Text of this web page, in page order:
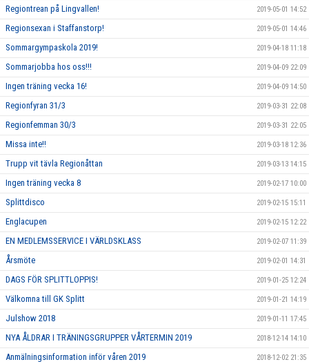
Regiontrean på Lingvallen! 2019-05-01 14:52
Regionsexan i Staffanstorp! 2019-05-01 14:46
Sommargympaskola 2019! 2019-04-18 11:18
Sommarjobba hos oss!!! 2019-04-09 22:09
Ingen träning vecka 16! 2019-04-09 14:50
Regionfyran 31/3 2019-03-31 22:08
Regionfemman 30/3 2019-03-31 22:05
Missa inte!! 2019-03-18 12:36
Trupp vit tävla Regionåttan 2019-03-13 14:15
Ingen träning vecka 8 2019-02-17 10:00
Splittdisco 2019-02-15 15:11
Englacupen 2019-02-15 12:22
EN MEDLEMSSERVICE I VÄRLDSKLASS 2019-02-07 11:39
Årsmöte 2019-02-01 14:31
DAGS FÖR SPLITTLOPPIS! 2019-01-25 12:24
Välkomna till GK Splitt 2019-01-21 14:19
Julshow 2018 2019-01-11 17:45
NYA ÅLDRAR I TRÄNINGSGRUPPER VÅRTERMIN 2019 2018-12-14 14:10
Anmälningsinformation inför våren 2019 2018-12-02 21:35